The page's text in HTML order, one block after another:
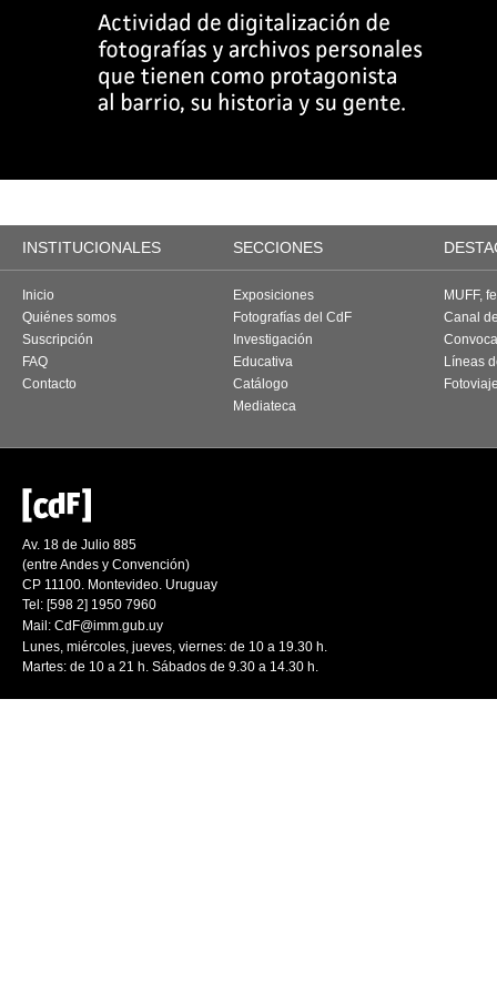
INSTITUCIONALES SECCIONES
Inicio
Quiénes somos
Suscripción
FAQ
Contacto
Exposiciones
Fotografías del CdF
Investigación
Educativa
Catálogo
Mediateca
MUFF,
Canal
Líneas
Av. 18 de Julio 885
(entre Andes y Convención)
CP 11100. Montevideo. Uruguay
Tel: [598 2] 1950 7960
Mail: CdF@imm.gub.uy
Lunes, miércoles, jueves, viernes: de 10 a 19.30 h.
Martes: de 10 a 21 h. Sábados de 9.30 a 14.30 h.